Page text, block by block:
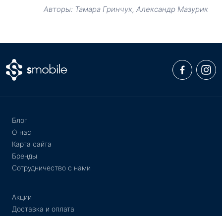
Авторы: Тамара Гринчук, Александр Мазурик
Блог
О нас
Карта сайта
Бренды
Сотрудничество с нами
Акции
Доставка и оплата